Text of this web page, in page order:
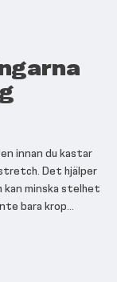
innan du kastar
Det hjälper
minska stelhet
bara krop...